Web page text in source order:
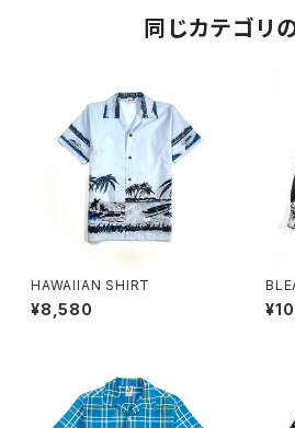
同じカテゴリ
HAWAIIAN SHIRT
¥8,580